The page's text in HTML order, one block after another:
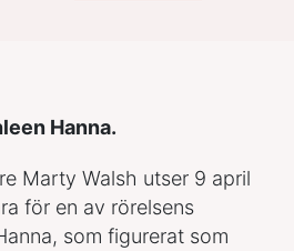
Hanna.
Marty Walsh utser 9 april
för en av rörelsens
som figurerat som